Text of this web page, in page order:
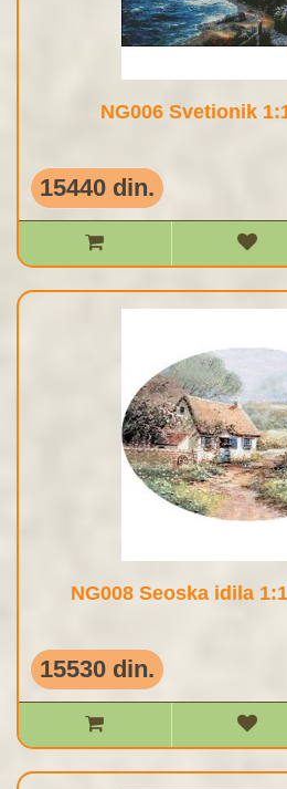
NG006 Svetionik
15440 din.
NG008 Seoska idila
15530 din.